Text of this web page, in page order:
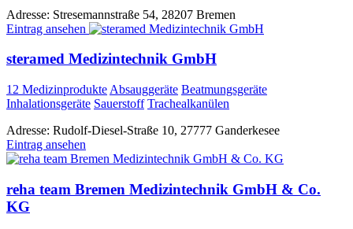
Adresse: Stresemannstraße 54, 28207 Bremen
Eintrag ansehen
steramed Medizintechnik GmbH
12 Medizinprodukte Absauggeräte Beatmungsgeräte
Inhalationsgeräte Sauerstoff Trachealkanülen
Adresse: Rudolf-Diesel-Straße 10, 27777 Ganderkesee
Eintrag ansehen
reha team Bremen Medizintechnik GmbH & Co.
KG